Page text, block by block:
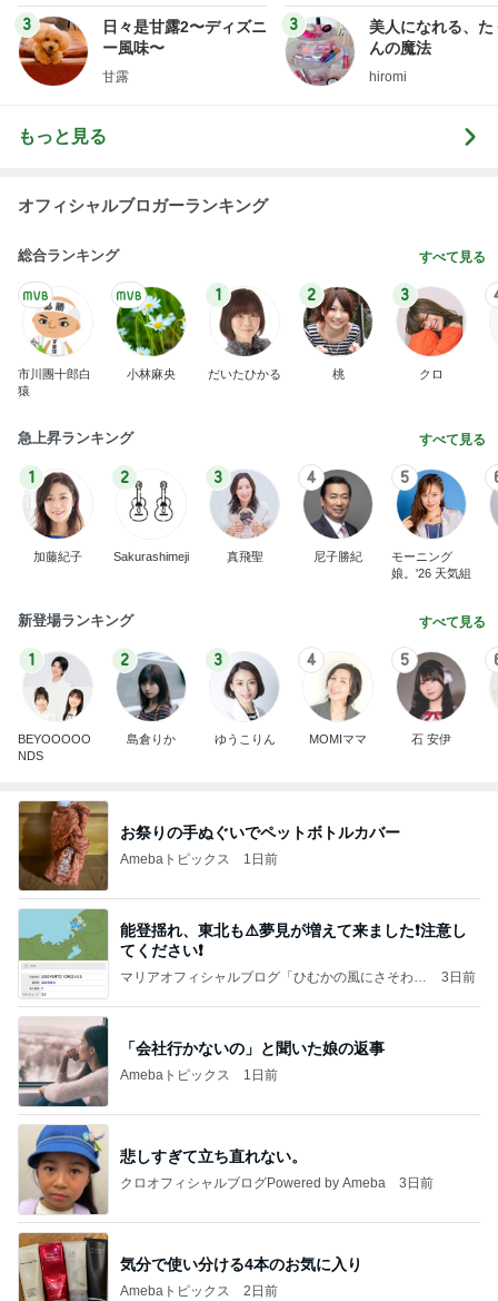
3
日々是甘露2〜ディズニ
ー風味〜
甘露
3
美人になれる、た
んの魔法
hiromi
もっと見る
オフィシャルブロガーランキング
総合ランキング すべて見る
市川團十郎白
猿
小林麻央
1
だいたひかる
2
桃
3
クロ
急上昇ランキング すべて見る
1
加藤紀子
2
Sakurashimeji
3
真飛聖
4
尼子勝紀
5
モーニング
娘。'26 天気組
新登場ランキング すべて見る
1
BEYOOOOO
NDS
2
島倉りか
3
ゆうこりん
4
MOMIママ
5
石 安伊
お祭りの手ぬぐいでペットボトルカバー
Amebaトピックス 1日前
能登揺れ、東北も⚠️夢見が増えて来ました❗️注意し
てください❗️
マリアオフィシャルブログ「ひむかの風にさそわれ
3日前
「会社行かないの」と聞いた娘の返事
Amebaトピックス 1日前
悲しすぎて立ち直れない。
クロオフィシャルブログPowered by Ameba 3日前
気分で使い分ける4本のお気に入り
Amebaトピックス 2日前